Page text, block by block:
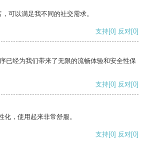
可以满足我不同的社交需求。
支持[0] 反对[0]
已经为我们带来了无限的流畅体验和安全性保
支持[0] 反对[0]
，使用起来非常舒服。
支持[0] 反对[0]